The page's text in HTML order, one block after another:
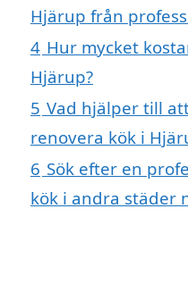
Hjärup från
4 Hur mycket
Hjärup?
5 Vad hjälper till
renovera kök i
6 Sök efter en
kök i andra städer